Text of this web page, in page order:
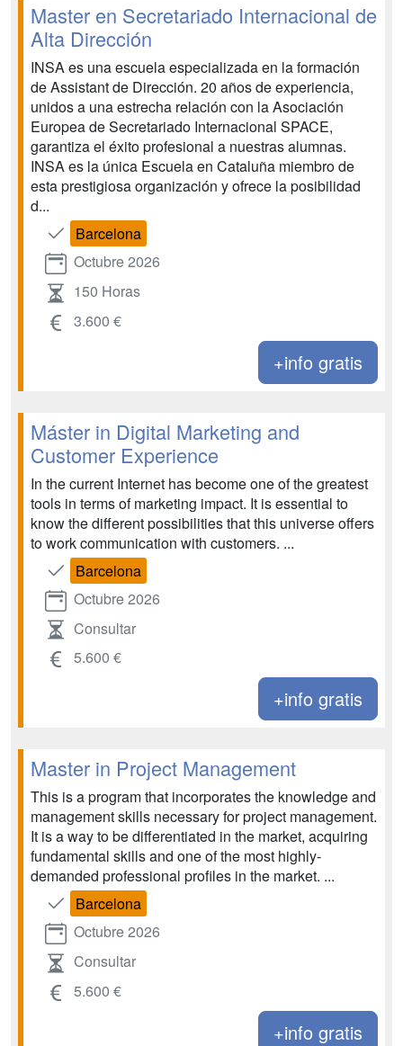
Master en Secretariado Internacional de
Alta Dirección
INSA es una escuela especializada en la formación
de Assistant de Dirección. 20 años de experiencia,
unidos a una estrecha relación con la Asociación
Europea de Secretariado Internacional SPACE,
garantiza el éxito profesional a nuestras alumnas.
INSA es la única Escuela en Cataluña miembro de
esta prestigiosa organización y ofrece la posibilidad
d...
Barcelona
Octubre 2026
150 Horas
3.600 €
+info gratis
Máster in Digital Marketing and
Customer Experience
In the current Internet has become one of the greatest
tools in terms of marketing impact. It is essential to
know the different possibilities that this universe offers
to work communication with customers. ...
Barcelona
Octubre 2026
Consultar
5.600 €
+info gratis
Master in Project Management
This is a program that incorporates the knowledge and
management skills necessary for project management.
It is a way to be differentiated in the market, acquiring
fundamental skills and one of the most highly-
demanded professional profiles in the market. ...
Barcelona
Octubre 2026
Consultar
5.600 €
+info gratis